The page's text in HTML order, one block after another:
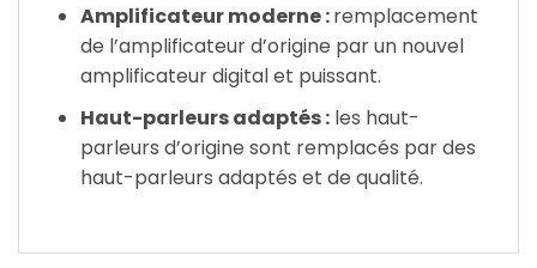
Amplificateur moderne :remplacement
de l’amplificateur d’origine par un nouvel
amplificateur digital et puissant.
Haut-parleurs adaptés :les haut-
parleurs d’origine sont remplacés par des
haut-parleurs adaptés et de qualité.